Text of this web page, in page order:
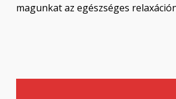
magunkat az egészséges